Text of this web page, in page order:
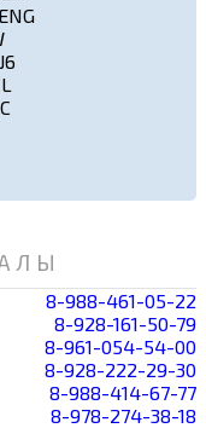
8-988-461-05-22
8-928-161-50-79
8-961-054-54-00
8-928-222-29-30
8-988-414-67-77
8-978-274-38-18